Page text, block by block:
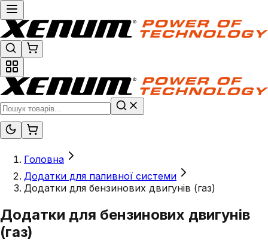
Головна
Додатки для паливної системи
Додатки для бензинових двигунів (газ)
Додатки для бензинових двигунів
(газ)